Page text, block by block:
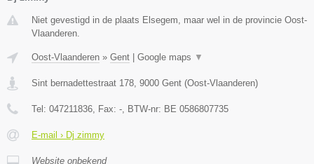
Niet gevestigd in de plaats Elsegem, maar wel in de provincie Oost-
Vlaanderen.
Oost-Vlaanderen » Gent Google maps ▼
Sint bernadettestraat 178, 9000 Gent (Oost-Vlaanderen)
Tel: 047211836, Fax: -, BTW-nr: BE 0586807735
E-mail › Dj zimmy
Website onbekend